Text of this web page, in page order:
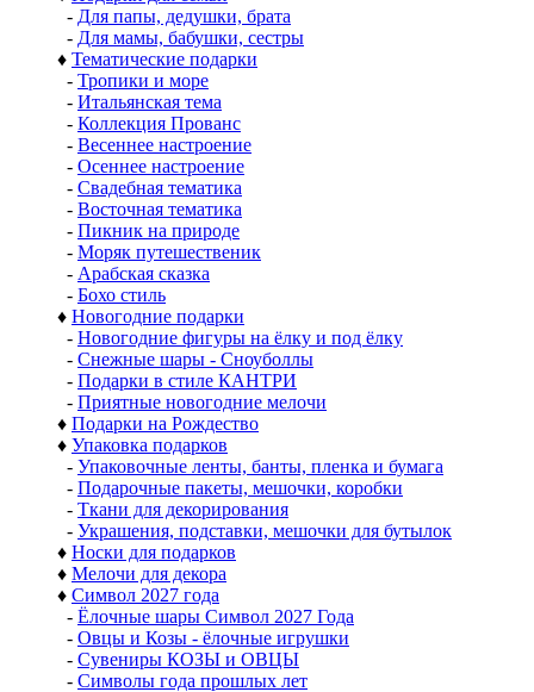
- Для папы, дедушки, брата
- Для мамы, бабушки, сестры
♦ Тематические подарки
- Тропики и море
- Итальянская тема
- Коллекция Прованс
- Весеннее настроение
- Осеннее настроение
- Свадебная тематика
- Восточная тематика
- Пикник на природе
- Моряк путешественик
- Арабская сказка
- Бохо стиль
♦ Новогодние подарки
- Новогодние фигуры на ёлку и под ёлку
- Снежные шары - Сноуболлы
- Подарки в стиле КАНТРИ
- Приятные новогодние мелочи
♦ Подарки на Рождество
♦ Упаковка подарков
- Упаковочные ленты, банты, пленка и бумага
- Подарочные пакеты, мешочки, коробки
- Ткани для декорирования
- Украшения, подставки, мешочки для бутылок
♦ Носки для подарков
♦ Мелочи для декора
♦ Символ 2027 года
- Ёлочные шары Символ 2027 Года
- Овцы и Козы - ёлочные игрушки
- Сувениры КОЗЫ и ОВЦЫ
- Символы года прошлых лет